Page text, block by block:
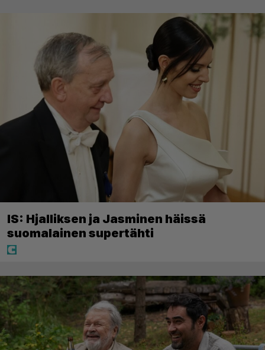
IS: Hjalliksen ja Jasminen häissä
suomalainen supertähti